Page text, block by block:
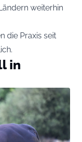
weiterhin
die Praxis seit
in